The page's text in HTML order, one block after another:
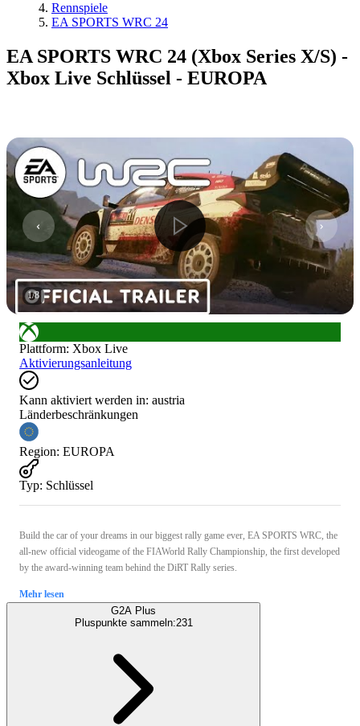
Rennspiele
EA SPORTS WRC 24
EA SPORTS WRC 24 (Xbox Series X/S) -
Xbox Live Schlüssel - EUROPA
1/8
Plattform: Xbox Live
Aktivierungsanleitung
Kann aktiviert werden in: austria
Länderbeschränkungen
Region: EUROPA
Typ: Schlüssel
Build the car of your dreams in our biggest rally game ever, EA SPORTS WRC, the
all-new official videogame of the FIAWorld Rally Championship, the first developed
by the award-winning team behind the DiRT Rally series.
Mehr lesen
G2A Plus
Pluspunkte sammeln:231